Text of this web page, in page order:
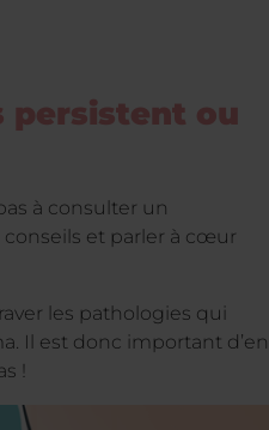
persistent ou
à consulter un
et parler à cœur
les pathologies qui
Il est donc important d’en
!